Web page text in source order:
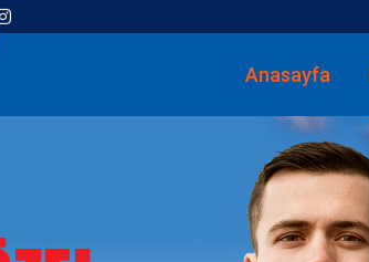
Anasayfa